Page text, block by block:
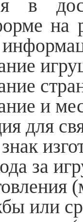
в
на
и
для
за
или